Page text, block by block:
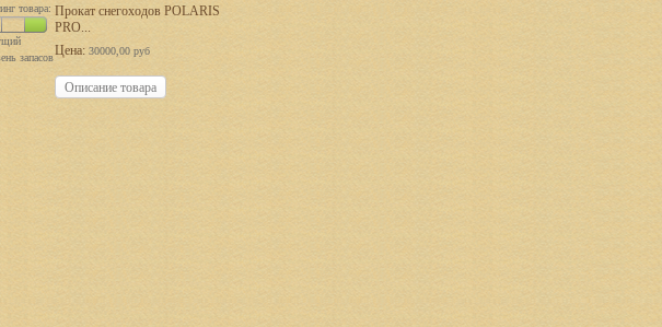
товара:
запасов
Прокат снегоходов POLARIS
PRO...
Цена: 30000,00 руб
Описание товара